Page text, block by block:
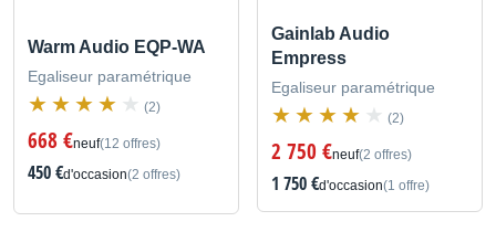
Warm Audio EQP-WA
Egaliseur paramétrique
(2)
668 €neuf(12 offres)
450 €d'occasion(2 offres)
Gainlab Audio
Empress
Egaliseur paramétrique
(2)
2 750 €neuf(2 offres)
1 750 €d'occasion(1 offre)